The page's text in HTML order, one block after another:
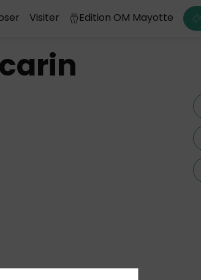
Visiter Edition OM Mayotte